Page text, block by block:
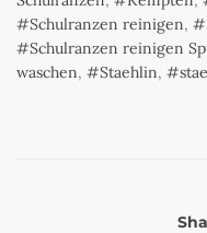
Schulranzen reinigen,
Schulranzen reinigen
waschen, Staehlin,